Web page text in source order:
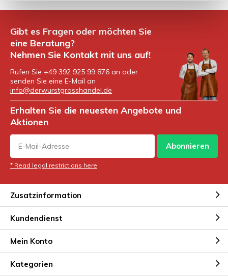
Gibt es Fragen oder möchten Sie
eine Beratung?
Nehmen Sie Kontakt mit uns auf!
Rufen Sie +49 392 925 99 876 an oder
senden Sie eine E-Mail an
info@derwurstgrosshandel.de
Erhalten Sie die neuesten Angebote und
Aktionen
Abonnieren
* Read legal restrictions here
Zusatzinformation
Kundendienst
Mein Konto
Kategorien